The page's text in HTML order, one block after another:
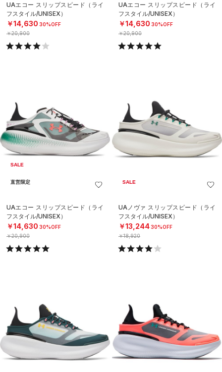
UAエコー スリップスピード（ライ
フスタイル/UNISEX）
￥14,630 30%OFF
￥20,900
UAエコー スリップスピード（ライ
フスタイル/UNISEX）
￥14,630 30%OFF
￥20,900
SALE
直営限定
UAエコー スリップスピード（ライ
フスタイル/UNISEX）
￥14,630 30%OFF
￥20,900
SALE
UAノヴァ スリップスピード（ライ
フスタイル/UNISEX）
￥13,24430%OFF
￥18,920